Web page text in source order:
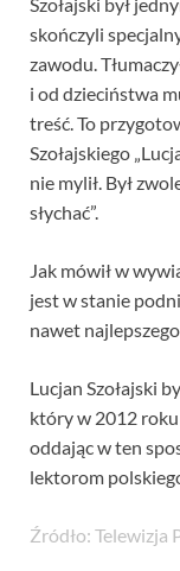
Szołajski był
skończyli
zawodu.
i od dzieciństwa
treść. To
Szołajskiego
nie mylił. Był
słychać”.
Jak mówił w
jest w stanie
nawet najlepszego
Lucjan Szołajski
który w 2012 roku
oddając w ten
lektorom
Źródło: Telewizja